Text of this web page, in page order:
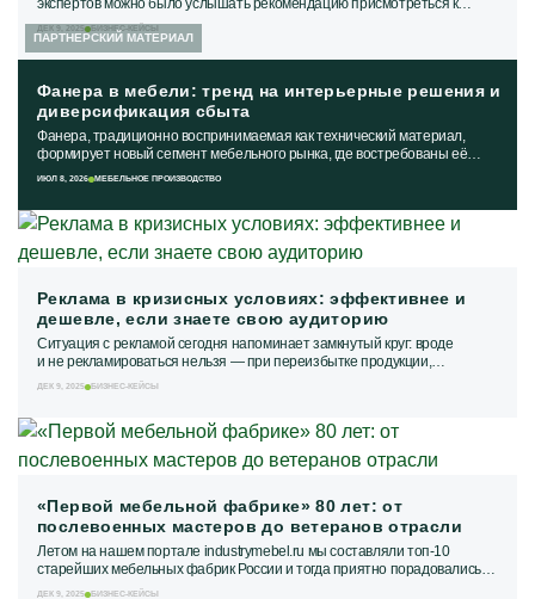
экспертов можно было услышать рекомендацию присмотреться к
тендерам. Да, есть нюансы и...
ДЕК 9, 2025 БИЗНЕС-КЕЙСЫ
ПАРТНЕРСКИЙ МАТЕРИАЛ
Фанера в мебели: тренд на интерьерные решения и
диверсификация сбыта
Фанера, традиционно воспринимаемая как технический материал,
формирует новый сегмент мебельного рынка, где востребованы её
прочностные характеристики и...
ИЮЛ 8, 2026 МЕБЕЛЬНОЕ ПРОИЗВОДСТВО
Реклама в кризисных условиях: эффективнее и
дешевле, если знаете свою аудиторию
Ситуация с рекламой сегодня напоминает замкнутый круг: вроде
и не рекламироваться нельзя — при переизбытке продукции,
информации и высокой...
ДЕК 9, 2025 БИЗНЕС-КЕЙСЫ
«Первой мебельной фабрике» 80 лет: от
послевоенных мастеров до ветеранов отрасли
Летом на нашем портале industrymebel.ru мы составляли топ‑10
старейших мебельных фабрик России и тогда приятно порадовались
тому, что у одного...
ДЕК 9, 2025 БИЗНЕС-КЕЙСЫ